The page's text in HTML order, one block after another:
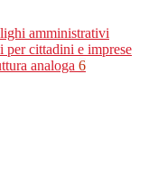
amministrativi
cittadini e imprese
analoga 6